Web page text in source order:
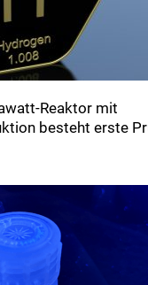
Reaktor mit
besteht erste